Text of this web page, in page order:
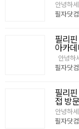
안녕하세요~! 필리핀 현지 사무실에
학원 소식을 전해드리는 필자닷컴입니
오에도 현지사무실이 있다는 사실 잘 아고 계시죠?! 필자닷컴
필자닷컴
필리
아카
전달해 드리는
아카데미 연
필자닷컴
필리
접 방
안녕하세요! 2024년에도 언제나 여전히 필
생한 정보를 전달드리
SMEAG 어학
필자닷컴